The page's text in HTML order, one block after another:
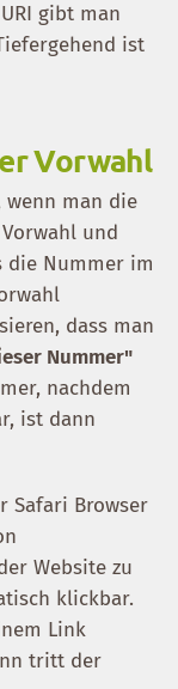
gibt man
ist
Vorwahl
man die
und
die Nummer im
dass man
Nummer"
nachdem
ist dann
Safari Browser
Website zu
klickbar.
Link
tritt der